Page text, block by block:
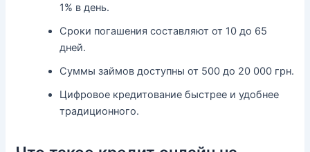
1% в день.
Сроки погашения составляют от 10 до 65
дней.
Суммы займов доступны от 500 до 20 000 грн.
Цифровое кредитование быстрее и удобнее
традиционного.